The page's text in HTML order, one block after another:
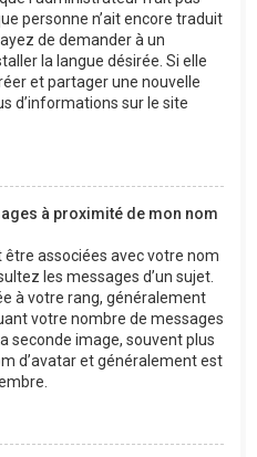
personne n’ait encore traduit
de demander à un
la langue désirée. Si elle
et partager une nouvelle
d’informations sur le site
à proximité de mon nom
être associées avec votre nom
les messages d’un sujet.
à votre rang, généralement
votre nombre de messages
seconde image, souvent plus
d’avatar et généralement est